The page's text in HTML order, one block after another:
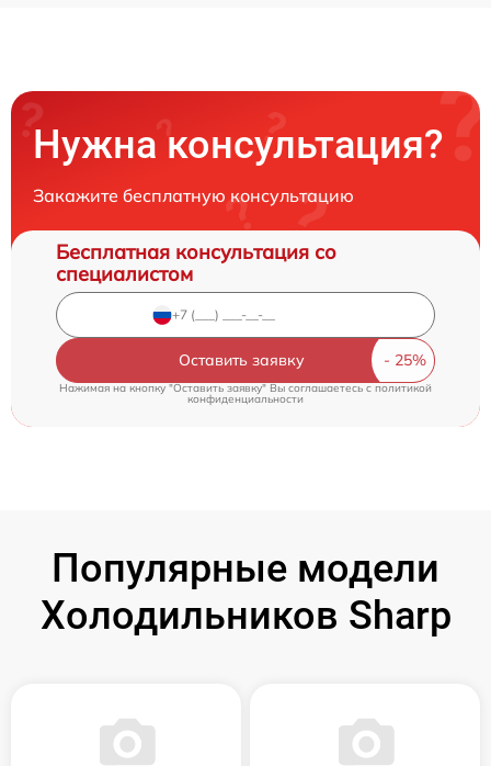
Нужна консультация?
Закажите бесплатную консультацию
Бесплатная консультация со
специалистом
Оставить заявку
Нажимая на кнопку "Оставить заявку" Вы соглашаетесь cполитикой
конфиденциальности
Популярные модели
Холодильников Sharp